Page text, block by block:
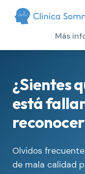
Más
¿Sientes
está
Olvidos
de mala calidad